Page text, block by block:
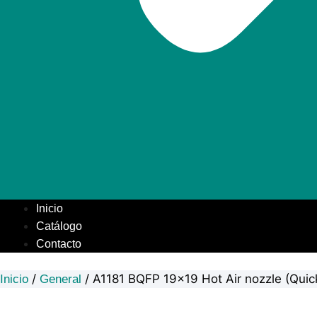
Inicio
Catálogo
Contacto
Inicio / General / A1181 BQFP 19×19 Hot Air nozzle